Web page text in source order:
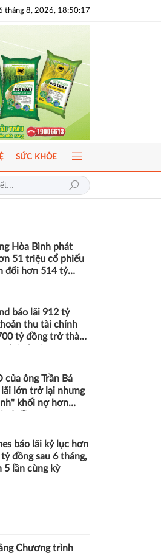
tháng 8, 2026, 18:50:19
1.000 căn nhà tại dự án Aqua City đang thế
SỨC KHỎE
Hòa Bình phát
51 triệu cổ phiếu
đổi hơn 514 tỷ
báo lãi 912 tỷ
thu tài chính
tỷ đồng trở thành
của ông Trần Bá
lãi lớn trở lại nhưng
khối nợ hơn
báo lãi kỷ lục hơn
đồng sau 6 tháng,
5 lần cùng kỳ
Chương trình